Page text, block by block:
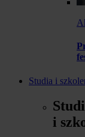
Studia i
i